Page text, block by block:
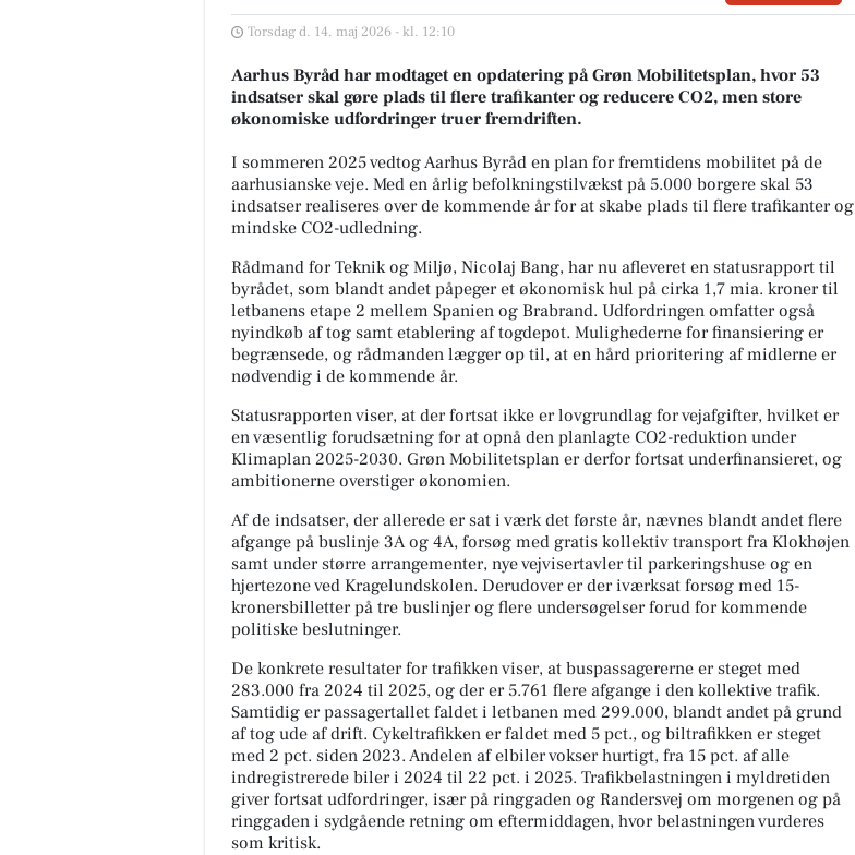
Torsdag d. 14. maj 2026 - kl. 12:10
Aarhus Byråd har modtaget en opdatering på Grøn Mobilitetsplan, hvor 53
indsatser skal gøre plads til flere trafikanter og reducere CO2, men store
økonomiske udfordringer truer fremdriften.
I sommeren 2025 vedtog Aarhus Byråd en plan for fremtidens mobilitet på de
aarhusianske veje. Med en årlig befolkningstilvækst på 5.000 borgere skal 53
indsatser realiseres over de kommende år for at skabe plads til flere trafikanter og
mindske CO2-udledning.
Rådmand for Teknik og Miljø, Nicolaj Bang, har nu afleveret en statusrapport til
byrådet, som blandt andet påpeger et økonomisk hul på cirka 1,7 mia. kroner til
letbanens etape 2 mellem Spanien og Brabrand. Udfordringen omfatter også
nyindkøb af tog samt etablering af togdepot. Mulighederne for finansiering er
begrænsede, og rådmanden lægger op til, at en hård prioritering af midlerne er
nødvendig i de kommende år.
Statusrapporten viser, at der fortsat ikke er lovgrundlag for vejafgifter, hvilket er
en væsentlig forudsætning for at opnå den planlagte CO2-reduktion under
Klimaplan 2025-2030. Grøn Mobilitetsplan er derfor fortsat underfinansieret, og
ambitionerne overstiger økonomien.
Af de indsatser, der allerede er sat i værk det første år, nævnes blandt andet flere
afgange på buslinje 3A og 4A, forsøg med gratis kollektiv transport fra Klokhøjen
samt under større arrangementer, nye vejvisertavler til parkeringshuse og en
hjertezone ved Kragelundskolen. Derudover er der iværksat forsøg med 15-
kronersbilletter på tre buslinjer og flere undersøgelser forud for kommende
politiske beslutninger.
De konkrete resultater for trafikken viser, at buspassagererne er steget med
283.000 fra 2024 til 2025, og der er 5.761 flere afgange i den kollektive trafik.
Samtidig er passagertallet faldet i letbanen med 299.000, blandt andet på grund
af tog ude af drift. Cykeltrafikken er faldet med 5 pct., og biltrafikken er steget
med 2 pct. siden 2023. Andelen af elbiler vokser hurtigt, fra 15 pct. af alle
indregistrerede biler i 2024 til 22 pct. i 2025. Trafikbelastningen i myldretiden
giver fortsat udfordringer, især på ringgaden og Randersvej om morgenen og på
ringgaden i sydgående retning om eftermiddagen, hvor belastningen vurderes
som kritisk.